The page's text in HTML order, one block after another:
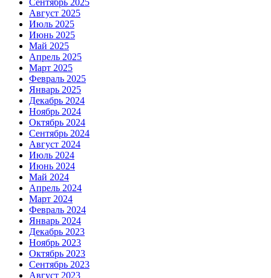
Август 2025
Июль 2025
Июнь 2025
Май 2025
Апрель 2025
Март 2025
Февраль 2025
Январь 2025
Декабрь 2024
Ноябрь 2024
Октябрь 2024
Сентябрь 2024
Август 2024
Июль 2024
Июнь 2024
Май 2024
Апрель 2024
Март 2024
Февраль 2024
Январь 2024
Декабрь 2023
Ноябрь 2023
Октябрь 2023
Сентябрь 2023
Август 2023